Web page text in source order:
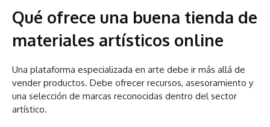
Qué ofrece una buena tienda de
materiales artísticos online
Una plataforma especializada en arte debe ir más allá de
vender productos. Debe ofrecer recursos, asesoramiento y
una selección de marcas reconocidas dentro del sector
artístico.